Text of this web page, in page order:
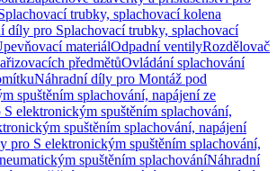
trubky, splachovací kolena
díly pro Splachovací trubky, splachovací
materiálOdpadní ventilyRozdělovač
předmětůOvládání splachování
Náhradní díly pro Montáž pod
spuštěním splachování, napájení ze
elektronickým spuštěním splachování,
spuštěním splachování, napájení
pro S elektronickým spuštěním splachování,
spuštěním splachováníNáhradní